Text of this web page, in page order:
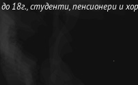
18г., студенти, пенсионери и